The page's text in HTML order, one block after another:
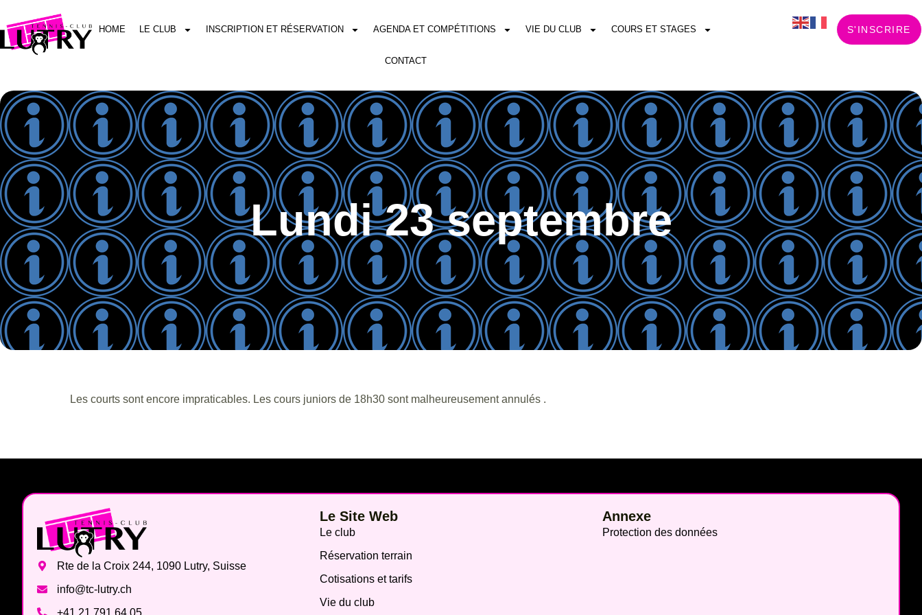
HOME LE CLUB INSCRIPTION ET RÉSERVATION AGENDA ET COMPÉTITIONS VIE DU CLUB COURS ET STAGES
CONTACT
S'INSCRIRE
Lundi 23 septembre
Les courts sont encore impraticables. Les cours juniors de 18h30 sont malheureusement annulés .
Rte de la Croix 244, 1090 Lutry, Suisse
info@tc-lutry.ch
+41 21 791 64 05
Le Site Web
Le club
Réservation terrain
Cotisations et tarifs
Vie du club
Annexe
Protection des données